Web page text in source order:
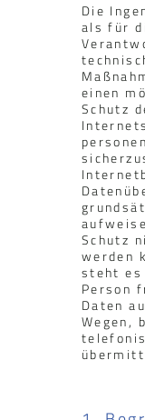
Die
als für
einen
Schutz
Schutz
werden
steht
Person
Daten
Wegen,